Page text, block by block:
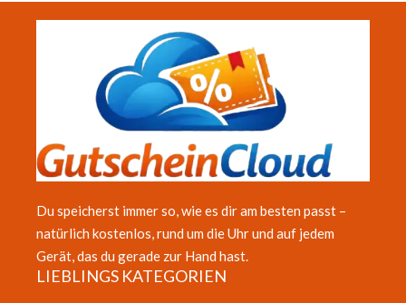
Du speicherst immer so, wie es dir am besten passt –
natürlich kostenlos, rund um die Uhr und auf jedem
Gerät, das du gerade zur Hand hast.
LIEBLINGS KATEGORIEN